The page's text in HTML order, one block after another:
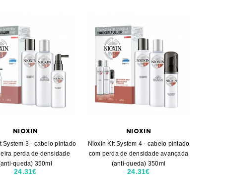
NIOXIN
System 3 - cabelo pintado
perda de densidade
queda) 350ml
24.31€
NIOXIN
Nioxin Kit System 4 - cabelo pintado
com perda de densidade avançada
(anti-queda) 350ml
24.31€